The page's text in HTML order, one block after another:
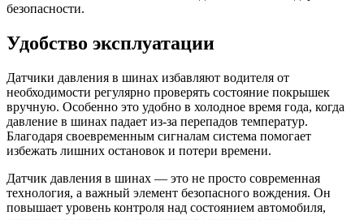
безопасности.
Удобство эксплуатации
Датчики давления в шинах избавляют водителя от
необходимости регулярно проверять состояние покрышек
вручную. Особенно это удобно в холодное время года, когда
давление в шинах падает из-за перепадов температур.
Благодаря своевременным сигналам система помогает
избежать лишних остановок и потери времени.
Датчик давления в шинах — это не просто современная
технология, а важный элемент безопасного вождения. Он
повышает уровень контроля над состоянием автомобиля,